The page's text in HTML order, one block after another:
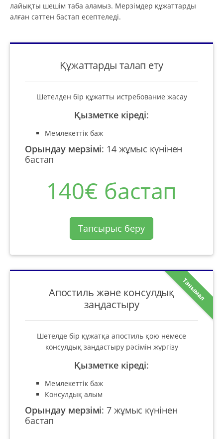
лайықты шешім таба аламыз. Мерзімдер құжаттарды
алған сәттен бастап есептеледі.
Құжаттарды талап ету
Шетелден бір құжатты истребование жасау
Қызметке кіреді:
Мемлекеттік баж
Орындау мерзімі: 14 жұмыс күнінен
бастап
140€ бастап
Тапсырыс беру
Танымал
Апостиль және консулдық
заңдастыру
Шетелде бір құжатқа апостиль қою немесе
консулдық заңдастыру рәсімін жүргізу
Қызметке кіреді:
Мемлекеттік баж
Консулдық алым
Орындау мерзімі:7 жұмыс күнінен
бастап